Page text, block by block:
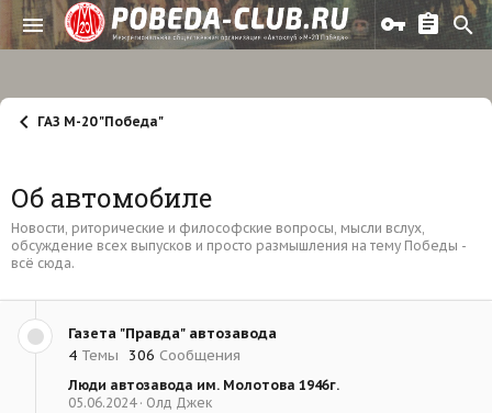
ГАЗ М-20 "Победа"
Об автомобиле
Новости, риторические и философские вопросы, мысли вслух,
обсуждение всех выпусков и просто размышления на тему Победы -
всё сюда.
Газета "Правда" автозавода
4 Темы 306 Сообщения
Люди автозавода им. Молотова 1946г.
05.06.2024
Олд Джек